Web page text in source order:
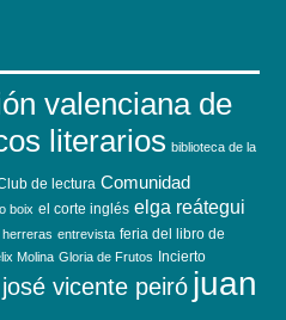
valenciana de
literarios biblioteca de la
de lectura Comunidad
boix el corte inglés elga reátegui
herreras entrevista feria del libro de
Molina Gloria de Frutos
Incierto
josé vicente peiró juan